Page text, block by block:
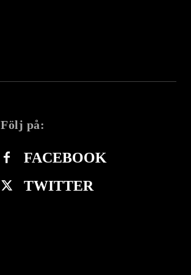
Följ på:
FACEBOOK
TWITTER